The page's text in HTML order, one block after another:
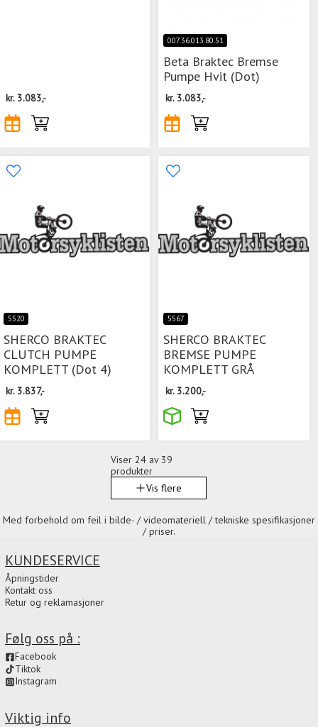
kr. 3.083,-
007.36.013.80.51
Beta Braktec Bremse
Pumpe Hvit (Dot)
kr. 3.083,-
5520
SHERCO BRAKTEC
CLUTCH PUMPE
KOMPLETT (Dot 4)
kr. 3.837,-
5567
SHERCO BRAKTEC
BREMSE PUMPE
KOMPLETT GRÅ
kr. 3.200,-
Viser24 av 39
produkter
Vis flere
Med forbehold om feil i bilde- / videomateriell / tekniske spesifikasjoner
/ priser.
Viktig info
Følg oss på :
Facebook
Tiktok
Instagram
KUNDESERVICE
Åpningstider
Kontakt oss
Retur og reklamasjoner